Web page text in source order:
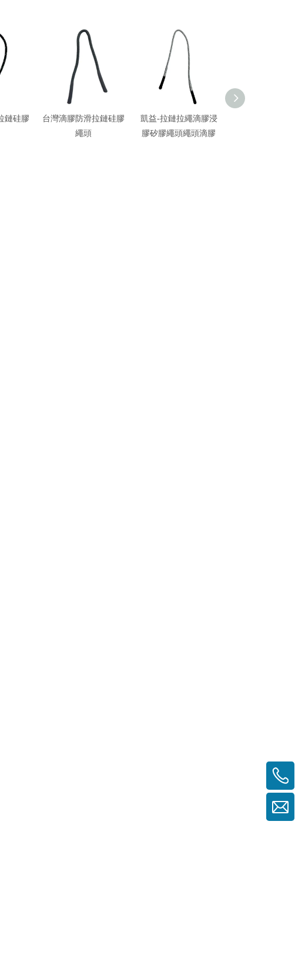
鏈硅膠
台灣滴膠防滑拉鏈硅膠
繩頭
凱益-拉鏈拉繩滴膠浸
膠矽膠繩頭繩頭滴膠